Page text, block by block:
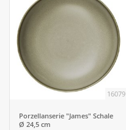
16079
Porzellanserie "James" Schale
Ø 24,5 cm